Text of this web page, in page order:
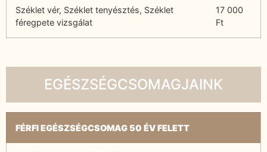
Széklet vér, Széklet tenyésztés, Széklet
féregpete vizsgálat
17 000
Ft
EGÉSZSÉGCSOMAGJAINK
FÉRFI EGÉSZSÉGCSOMAG 50 ÉV FELETT